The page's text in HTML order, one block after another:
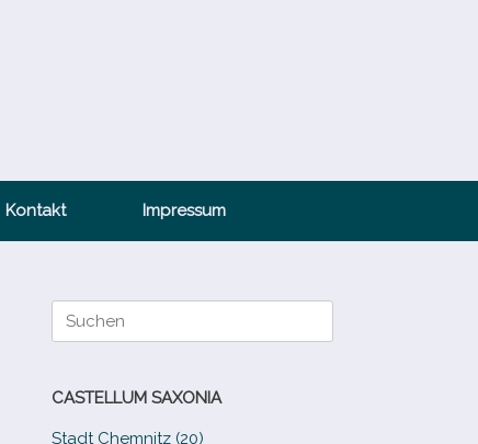
Kontakt Impressum
Suche
nach:
CASTELLUM SAXONIA
Stadt Chemnitz (20)